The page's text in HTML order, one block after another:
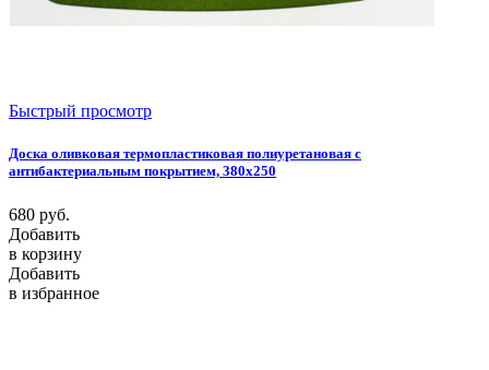
Быстрый просмотр
Доска оливковая термопластиковая полиуретановая с
антибактериальным покрытием, 380х250
680 руб.
Добавить
в корзину
Добавить
в избранное